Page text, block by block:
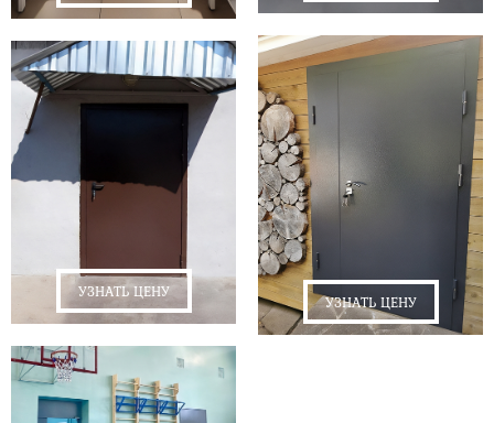
УЗНАТЬ ЦЕНУ
УЗНАТЬ ЦЕНУ